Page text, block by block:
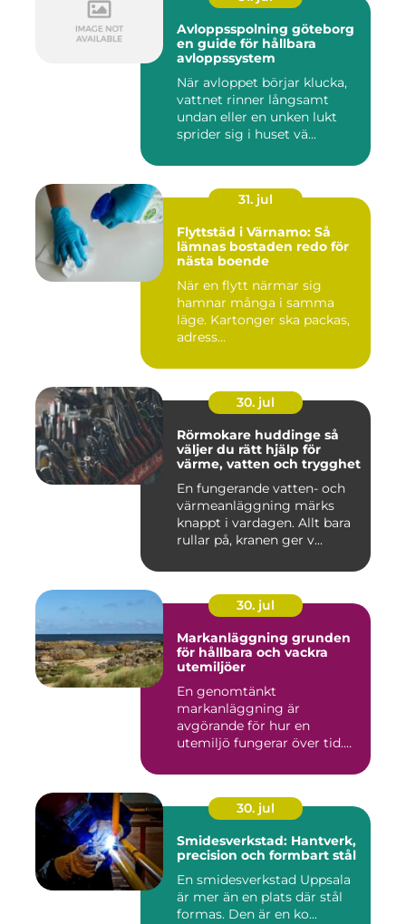
Avloppsspolning göteborg
en guide för hållbara
avloppssystem
När avloppet börjar klucka,
vattnet rinner långsamt
undan eller en unken lukt
sprider sig i huset vä...
31. jul
Flyttstäd i Värnamo: Så
lämnas bostaden redo för
nästa boende
När en flytt närmar sig
hamnar många i samma
läge. Kartonger ska packas,
adress...
30. jul
Rörmokare huddinge så
väljer du rätt hjälp för
värme, vatten och trygghet
En fungerande vatten- och
värmeanläggning märks
knappt i vardagen. Allt bara
rullar på, kranen ger v...
30. jul
Markanläggning grunden
för hållbara och vackra
utemiljöer
En genomtänkt
markanläggning är
avgörande för hur en
utemiljö fungerar över tid.
30. jul
Smidesverkstad: Hantverk,
precision och formbart stål
En smidesverkstad Uppsala
är mer än en plats där stål
formas. Den är en ko...